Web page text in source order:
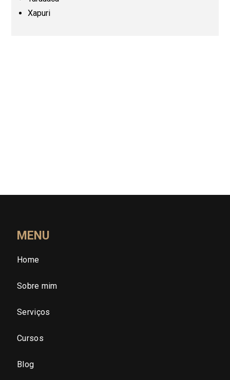
Xapuri
MENU
Home
Sobre mim
Serviços
Cursos
Blog